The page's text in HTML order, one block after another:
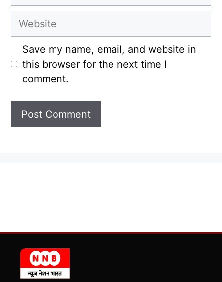
Website
Save my name, email, and website in
this browser for the next time I
comment.